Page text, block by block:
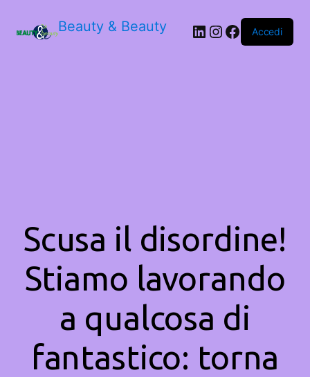
Beauty & Beauty LinkedIn
Instagram
Facebook
Accedi
Scusa il disordine!
Stiamo lavorando
a qualcosa di
fantastico: torna